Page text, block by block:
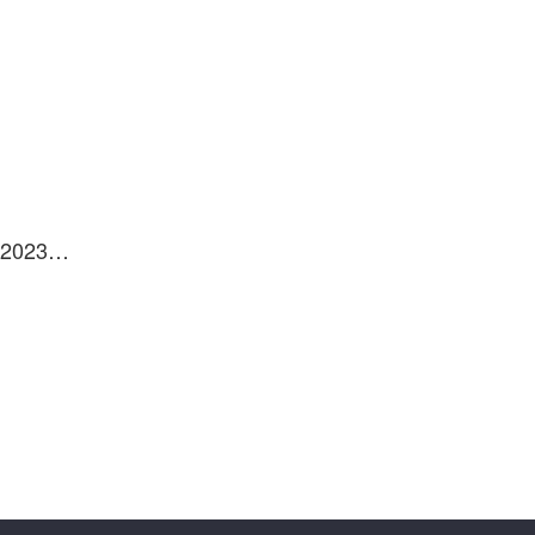
国家发展改革委等部门关于印发《环境基础设施建设水平提升行动（2023—2025年）》的通知 发改环资〔2023〕1046号